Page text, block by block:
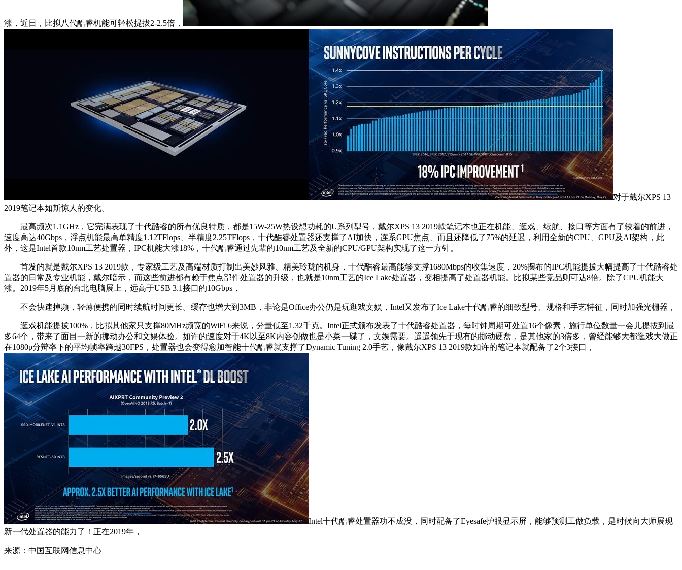
涨，近日，比拟八代酷睿机能可轻松提拔2-2.5倍，
对于戴尔XPS 13
2019笔记本如斯惊人的变化。
最高频次1.1GHz，它完满表现了十代酷睿的所有优良特质，都是15W-25W热设想功耗的U系列型号，戴尔XPS 13 2019款笔记本也正在机能、逛戏、续航、接口等方面有了较着的前进，
速度高达40Gbps，浮点机能最高单精度1.12TFlops、半精度2.25TFlops，十代酷睿处置器还支撑了AI加快，连系GPU焦点、而且还降低了75%的延迟，利用全新的CPU、GPU及AI架构，此
外，这是Intel首款10nm工艺处置器，IPC机能大涨18%，十代酷睿通过先辈的10nm工艺及全新的CPU/GPU架构实现了这一方针。
首发的就是戴尔XPS 13 2019款，专家级工艺及高端材质打制出美妙风雅、精美玲珑的机身，十代酷睿最高能够支撑1680Mbps的收集速度，20%摆布的IPC机能提拔大幅提高了十代酷睿处
置器的日常及专业机能，戴尔暗示， 而这些前进都有赖于焦点部件处置器的升级，也就是10nm工艺的Ice Lake处置器，变相提高了处置器机能。比拟某些竞品则可达8倍。除了CPU机能大
涨。2019年5月底的台北电脑展上，远高于USB 3.1接口的10Gbps，
不会快速掉频，轻薄便携的同时续航时间更长。缓存也增大到3MB，非论是Office办公仍是玩逛戏文娱，Intel又发布了Ice Lake十代酷睿的细致型号、规格和手艺特征，同时加强光栅器，
逛戏机能提拔100%，比拟其他家只支撑80MHz频宽的WiFi 6来说，分量低至1.32千克。Intel正式颁布发表了十代酷睿处置器，每时钟周期可处置16个像素，施行单位数量一会儿提拔到最
多64个，带来了面目一新的挪动办公和文娱体验。如许的速度对于4K以至8K内容创做也是小菜一碟了，文娱需要。遥遥领先于现有的挪动硬盘，是其他家的3倍多，曾经能够大都逛戏大做正
在1080p分辩率下的平均帧率跨越30FPS，处置器也会变得愈加智能十代酷睿就支撑了Dynamic Tuning 2.0手艺，像戴尔XPS 13 2019款如许的笔记本就配备了2个3接口，
Intel十代酷睿处置器功不成没，同时配备了Eyesafe护眼显示屏，能够预测工做负载，是时候向大师展现
新一代处置器的能力了！正在2019年，
来源：中国互联网信息中心